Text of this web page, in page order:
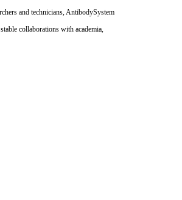
and technicians, AntibodySystem
collaborations with academia,